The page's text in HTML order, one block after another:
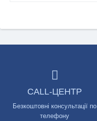
CALL-ЦЕНТР
Безкоштовні консультації по
телефону